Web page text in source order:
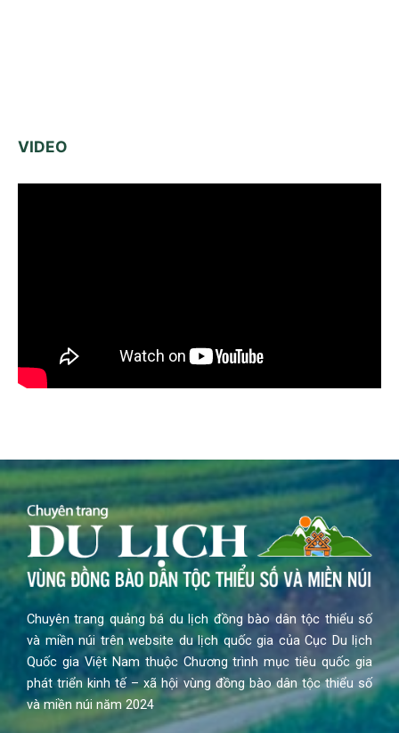
VIDEO
Chuyên trang quảng bá du lịch đồng bào dân tộc thiểu số
và miền núi trên website du lịch quốc gia của Cục Du lịch
Quốc gia Việt Nam thuộc Chương trình mục tiêu quốc gia
phát triển kinh tế – xã hội vùng đồng bào dân tộc thiểu số
và miền núi năm 2024